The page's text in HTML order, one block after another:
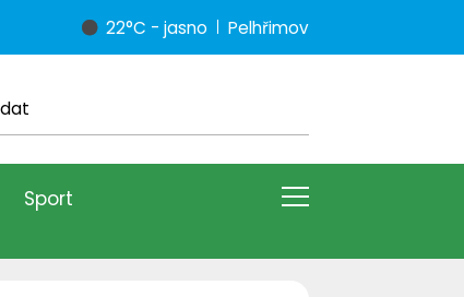
22°C - jasno Pelhřimov
Sport